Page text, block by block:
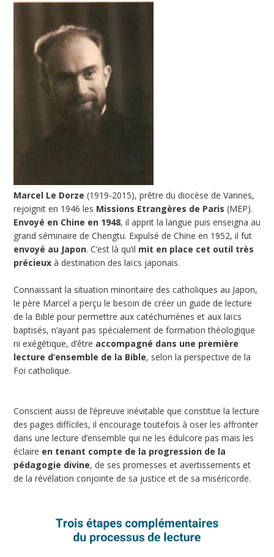
Marcel Le Dorze (1919-2015), prêtre du diocèse de Vannes,
rejoignit en 1946 les Missions Etrangères de Paris (MEP).
Envoyé en Chine en 1948, il apprit la langue puis enseigna au
grand séminaire de Chengtu. Expulsé de Chine en 1952, il fut
envoyé au Japon. C’est là qu’il mit en place cet outil très
précieux à destination des laïcs japonais.
Connaissant la situation minoritaire des catholiques au Japon,
le père Marcel a perçu le besoin de créer un guide de lecture
de la Bible pour permettre aux catéchumènes et aux laïcs
baptisés, n’ayant pas spécialement de formation théologique
ni exégétique, d’être accompagné dans une première
lecture d’ensemble de la Bible, selon la perspective de la
Foi catholique.
Conscient aussi de l’épreuve inévitable que constitue la lecture
des pages difficiles, il encourage toutefois à oser les affronter
dans une lecture d’ensemble qui ne les édulcore pas mais les
éclaire en tenant compte de la progression de la
pédagogie divine, de ses promesses et avertissements et
de la révélation conjointe de sa justice et de sa miséricorde.